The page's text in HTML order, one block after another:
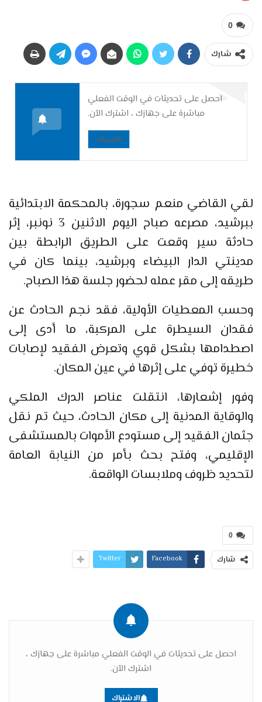
0
شارك
احصل على تحديثات في الوقت الفعلي
مباشرة على جهازك ، اشترك الآن.
الاشتراك
لقي القاضي منعم سجورة، بالمحكمة الابتدائية
ببرشيد، مصرعه صباح اليوم الاثنين 3 نونبر، إثر
حادثة سير وقعت على الطريق الرابطة بين
مدينتي الدار البيضاء وبرشيد، بينما كان في
طريقه إلى مقر عمله لحضور جلسة هذا الصباح.
وحسب المعطيات الأولية، فقد نجم الحادث عن
فقدان السيطرة على المركبة، ما أدى إلى
اصطدامها بشكل قوي وتعرض الفقيد لإصابات
خطيرة توفي على إثرها في عين المكان.
وفور إشعارها، انتقلت عناصر الدرك الملكي
والوقاية المدنية إلى مكان الحادث، حيث تم نقل
جثمان الفقيد إلى مستودع الأموات بالمستشفى
الإقليمي، وفتح بحث بأمر من النيابة العامة
لتحديد ظروف وملابسات الواقعة.
0
شارك Facebook
Twitter
احصل على تحديثات في الوقت الفعلي مباشرة على جهازك ،
اشترك الآن.
الاشتراك